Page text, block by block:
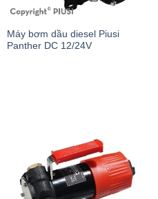
Máy bơm dầu diesel Piusi
Panther DC 12/24V